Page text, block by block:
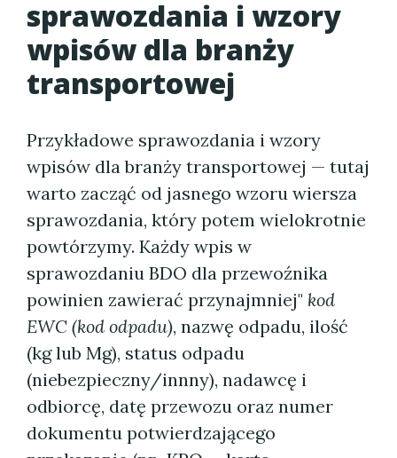
sprawozdania i wzory
wpisów dla branży
transportowej
Przykładowe sprawozdania i wzory
wpisów dla branży transportowej — tutaj
warto zacząć od jasnego wzoru wiersza
sprawozdania, który potem wielokrotnie
powtórzymy. Każdy wpis w
sprawozdaniu BDO dla przewoźnika
powinien zawierać przynajmniej" kod
EWC (kod odpadu), nazwę odpadu, ilość
(kg lub Mg), status odpadu
(niebezpieczny/innny), nadawcę i
odbiorcę, datę przewozu oraz numer
dokumentu potwierdzającego